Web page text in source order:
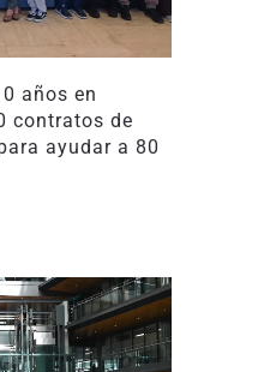
años en
contratos de
ayudar a 80